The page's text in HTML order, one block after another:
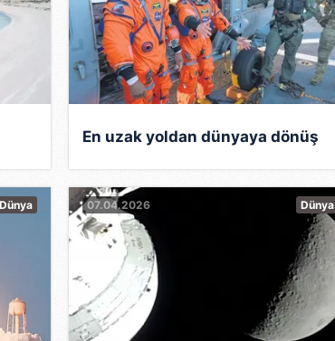
En uzak yoldan dünyaya dönüş
Dünya 07.04.2026 Dünya